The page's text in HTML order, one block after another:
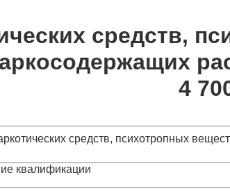
средств,
4
средств, психотропных
квалификации